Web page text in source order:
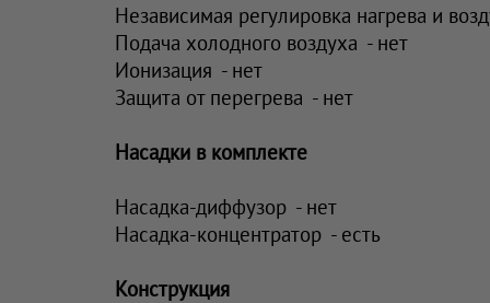
Независимая регулировка нагрева и
Подача холодного воздуха - нет
Ионизация - нет
Защита от перегрева - нет
Насадки в комплекте
Насадка-диффузор - нет
Насадка-концентратор - есть
Конструкция